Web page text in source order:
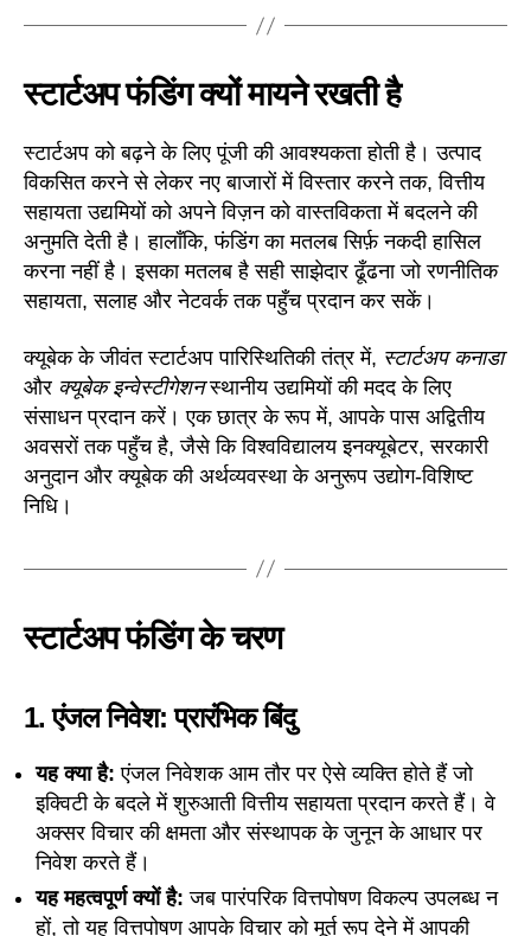
स्टार्टअप फंडिंग क्यों मायने रखती है
स्टार्टअप को बढ़ने के लिए पूंजी की आवश्यकता होती है। उत्पाद
विकसित करने से लेकर नए बाजारों में विस्तार करने तक, वित्तीय
सहायता उद्यमियों को अपने विज़न को वास्तविकता में बदलने की
अनुमति देती है। हालाँकि, फंडिंग का मतलब सिर्फ़ नकदी हासिल
करना नहीं है। इसका मतलब है सही साझेदार ढूँढना जो रणनीतिक
सहायता, सलाह और नेटवर्क तक पहुँच प्रदान कर सकें।
क्यूबेक के जीवंत स्टार्टअप पारिस्थितिकी तंत्र में, स्टार्टअप कनाडा
और क्यूबेक इन्वेस्टीगेशनस्थानीय उद्यमियों की मदद के लिए
संसाधन प्रदान करें। एक छात्र के रूप में, आपके पास अद्वितीय
अवसरों तक पहुँच है, जैसे कि विश्वविद्यालय इनक्यूबेटर, सरकारी
अनुदान और क्यूबेक की अर्थव्यवस्था के अनुरूप उद्योग-विशिष्ट
निधि।
स्टार्टअप फंडिंग के चरण
1.एंजल निवेश: प्रारंभिक बिंदु
यह क्या है: एंजल निवेशक आम तौर पर ऐसे व्यक्ति होते हैं जो
इक्विटी के बदले में शुरुआती वित्तीय सहायता प्रदान करते हैं। वे
अक्सर विचार की क्षमता और संस्थापक के जुनून के आधार पर
निवेश करते हैं।
यह महत्वपूर्ण क्यों है: जब पारंपरिक वित्तपोषण विकल्प उपलब्ध न
हों, तो यह वित्तपोषण आपके विचार को मूर्त रूप देने में आपकी